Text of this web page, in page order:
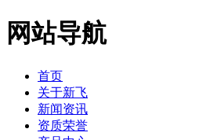
网站导航
首页
关于新飞
新闻资讯
资质荣誉